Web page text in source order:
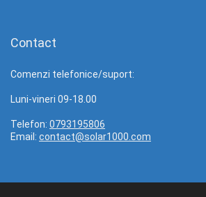
Contact
Comenzi telefonice/suport:
Luni-vineri 09-18.00
Telefon: 0793195806
Email: contact@solar1000.com